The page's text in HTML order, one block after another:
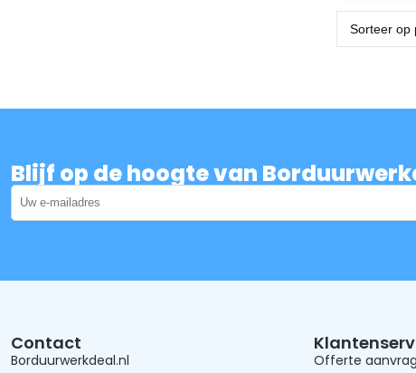
Blijf op de hoogte van
Contact
Borduurwerkdeal.nl
Offerte